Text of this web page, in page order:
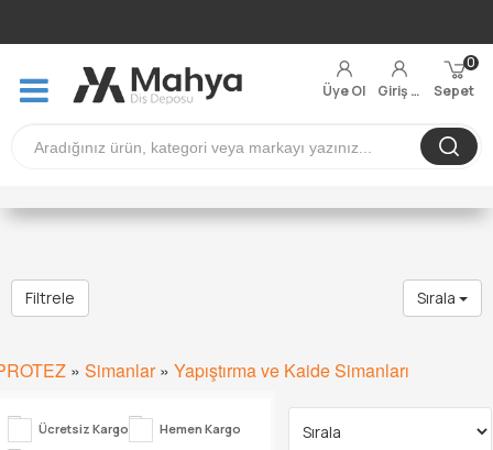
Üye Ol Giriş Yap Sepet
0
Filtrele Sırala
» Simanlar» Yapıştırma ve Kaide Simanları
Ücretsiz Kargo
Hemen Kargo